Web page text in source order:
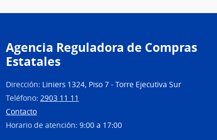
Agencia Reguladora de Compras
Estatales
Dirección: Liniers 1324, Piso 7 - Torre Ejecutiva Sur
Teléfono: 2903 11 11
Contacto
Horario de atención: 9:00 a 17:00